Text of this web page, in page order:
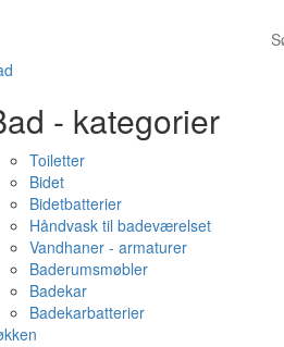
- kategorier
Toiletter
Bidet
Bidetbatterier
Håndvask til badeværelset
Vandhaner - armaturer
Baderumsmøbler
Badekar
Badekarbatterier